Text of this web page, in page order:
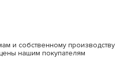
и собственному производству
нашим покупателям